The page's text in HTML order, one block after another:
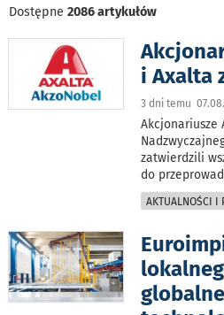
Dostępne 2086 artykułów
i Axalta
3 dni temu
Akcjonariusze
zatwierdzili
do
AKTUALNOŚCI I